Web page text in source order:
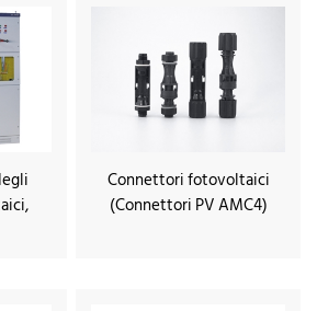
Connettori fotovoltaici
(Connettori PV AMC4)